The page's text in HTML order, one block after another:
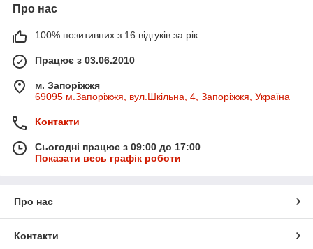
Про нас
100% позитивних з 16 відгуків за рік
Працює з 03.06.2010
м. Запоріжжя
69095 м.Запоріжжя, вул.Шкільна, 4, Запоріжжя, Україна
Контакти
Сьогодні працює з 09:00 до 17:00
Показати весь графік роботи
Про нас
Контакти